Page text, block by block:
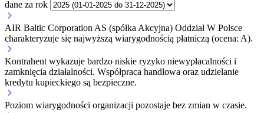
dane za rok
AIR Baltic Corporation AS (spółka Akcyjna) Oddział W Polsce
charakteryzuje się najwyższą wiarygodnością płatniczą (ocena: A).
Kontrahent wykazuje bardzo niskie ryzyko niewypłacalności i
zamknięcia działalności. Współpraca handlowa oraz udzielanie
kredytu kupieckiego są bezpieczne.
Poziom wiarygodności organizacji pozostaje bez zmian w czasie.